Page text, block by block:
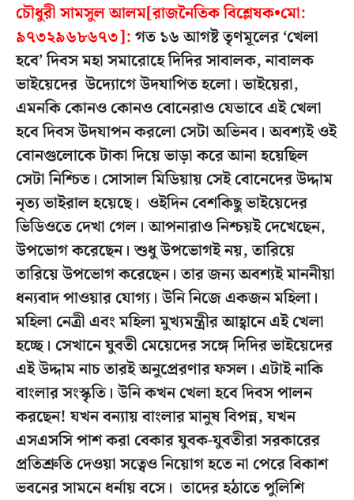
চৌধুরী সামসুল আলম[রাজনৈতিক বিশ্লেষক•মো:
৯৭৩২৯৬৮৬৭৩]:গত ১৬ আগষ্ট তৃণমূলের ‘খেলা
হবে’ দিবস মহা সমারোহে দিদির সাবালক, নাবালক
ভাইয়েদের উদ্যোগে উদযাপিত হলো। ভাইয়েরা,
এমনকি কোনও কোনও বোনেরাও যেভাবে এই খেলা
হবে দিবস উদযাপন করলো সেটা অভিনব। অবশ্যই ওই
বোনগুলোকে টাকা দিয়ে ভাড়া করে আনা হয়েছিল
সেটা নিশ্চিত। সোসাল মিডিয়ায় সেই বোনেদের উদ্দাম
নৃত্য ভাইরাল হয়েছে। ওইদিন বেশকিছু ভাইয়েদের
ভিডিওতে দেখা গেল। আপনারাও নিশ্চয়ই দেখেছেন,
উপভোগ করেছেন। শুধু উপভোগই নয়, তারিয়ে
তারিয়ে উপভোগ করেছেন। তার জন্য অবশ্যই মাননীয়া
ধন্যবাদ পাওয়ার যোগ্য। উনি নিজে একজন মহিলা।
মহিলা নেত্রী এবং মহিলা মুখ্যমন্ত্রীর আহ্বানে এই খেলা
হচ্ছে। সেখানে যুবতী মেয়েদের সঙ্গে দিদির ভাইয়েদের
এই উদ্দাম নাচ তারই অনুপ্রেরণার ফসল। এটাই নাকি
বাংলার সংস্কৃতি। উনি কখন খেলা হবে দিবস পালন
করছেন! যখন বন্যায় বাংলার মানুষ বিপন্ন, যখন
এসএসসি পাশ করা বেকার যুবক-যুবতীরা সরকারের
প্রতিশ্রুতি দেওয়া সত্বেও নিয়োগ হতে না পেরে বিকাশ
ভবনের সামনে ধর্নায় বসে। তাদের হঠাতে পুলিশি